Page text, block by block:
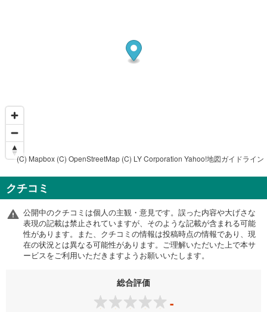
(C) Mapbox (C) OpenStreetMap (C) LY Corporation Yahoo!地図ガイドライン
クチコミ
公開中のクチコミは個人の主観・意見です。誤った内容や大げさな
表現の記載は禁止されていますが、そのような記載が含まれる可能
性があります。また、クチコミの情報は投稿時点の情報であり、現
在の状況とは異なる可能性があります。ご理解いただいた上で本サ
ービスをご利用いただきますようお願いいたします。
総合評価
-